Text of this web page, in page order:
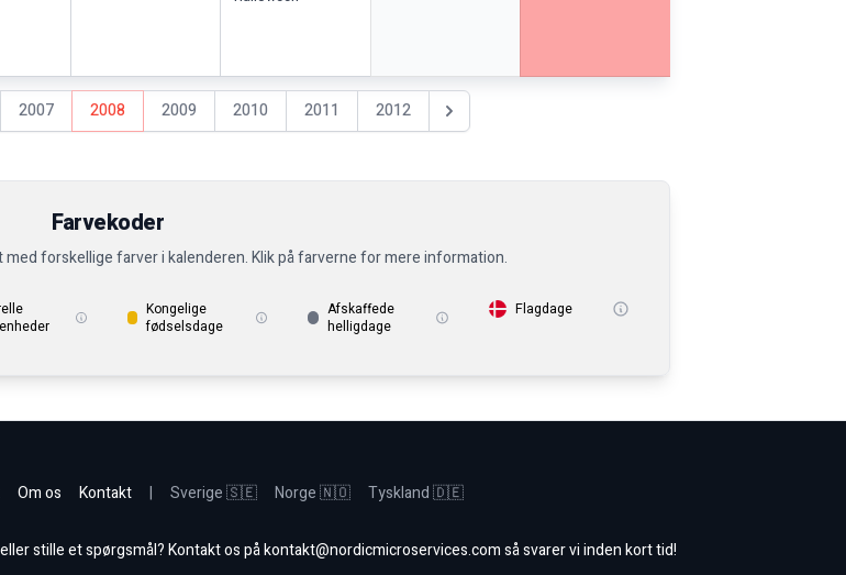
2007 2008 2009 2010 2011 2012 Nästa år
Farvekoder
forskellige farver i kalenderen. Klik på farverne for mere information.
Kongelige
fødselsdage
Afskaffede
helligdage
Flagdage
Om os Kontakt | Sverige 🇸🇪 Norge 🇳🇴 Tyskland 🇩🇪
stille et spørgsmål? Kontakt os påkontakt@nordicmicroservices.comså svarer vi inden kort tid!